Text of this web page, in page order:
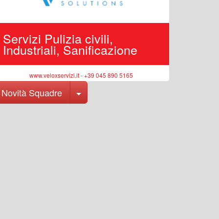
Servizi Pulizia civili,
Industriali, Sanificazione
www.veloxservizi.it - +39 045 890 5165
Novità Squadre Toggle Dropdown